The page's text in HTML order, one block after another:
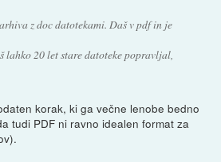
z doc datotekami. Daš v pdf in je
lahko 20 let stare datoteke popravljal,
korak, ki ga večne lenobe bedno
tudi PDF ni ravno idealen format za